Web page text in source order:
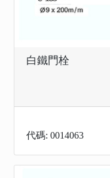
白鐵門栓
代碼: 0014063